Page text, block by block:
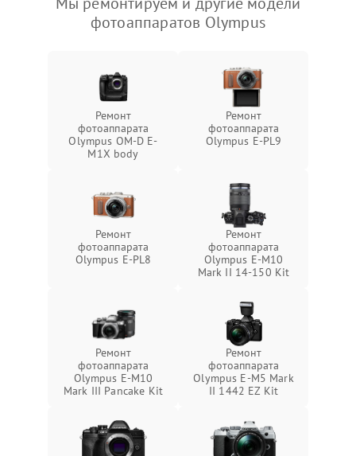
фотоаппаратов Olympus
Ремонт
фотоаппарата
Olympus OM-D E-
M1X body
Ремонт
фотоаппарата
Olympus E‑PL9
Ремонт
фотоаппарата
Olympus E-PL8
Ремонт
фотоаппарата
Olympus E‑M10
Mark II 14-150 Kit
Ремонт
фотоаппарата
Olympus E-M10
Mark III Pancake Kit
Ремонт
фотоаппарата
Olympus E‑M5 Mark
II 1442 EZ Kit